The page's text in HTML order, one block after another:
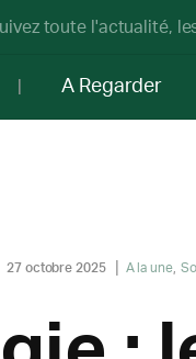
toute l'actualité,
A Regarder
27 octobre 2025 A la une